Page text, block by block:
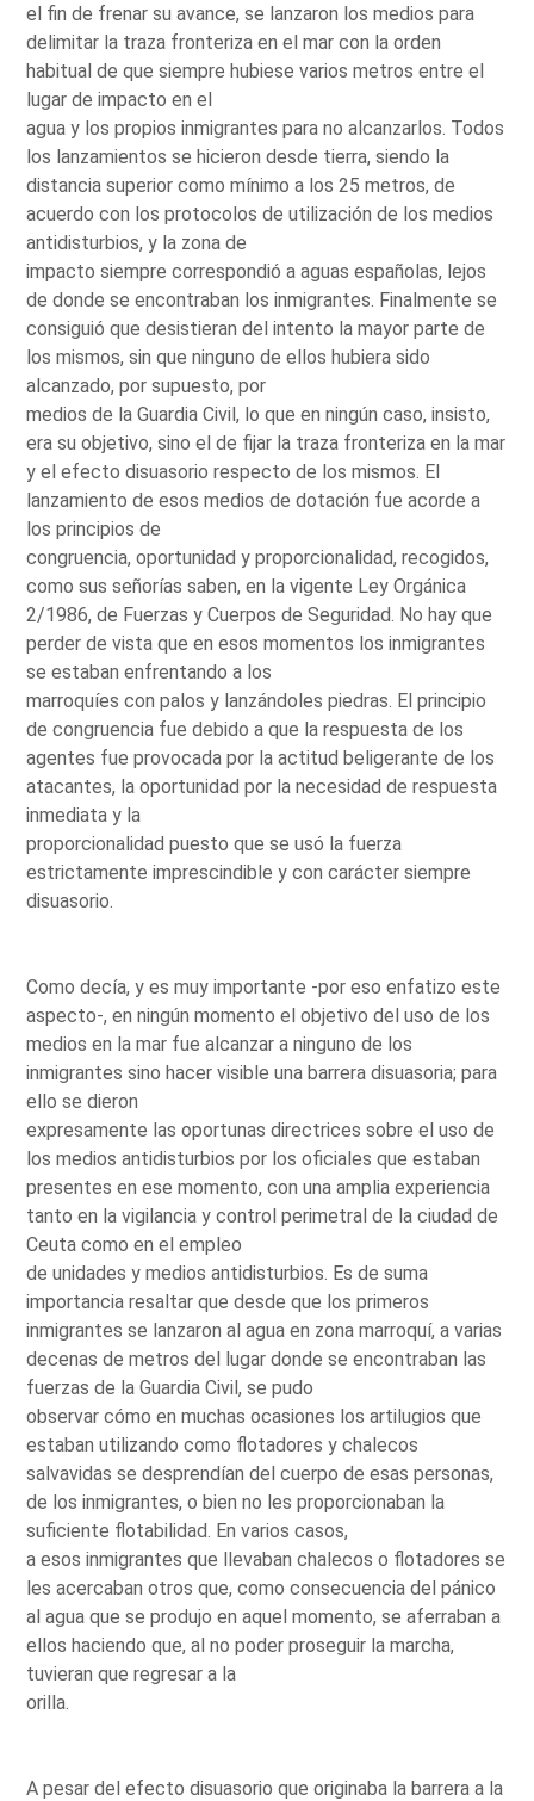
el fin de frenar su avance, se lanzaron los medios para
delimitar la traza fronteriza en el mar con la orden
habitual de que siempre hubiese varios metros entre el
lugar de impacto en el
agua y los propios inmigrantes para no alcanzarlos. Todos
los lanzamientos se hicieron desde tierra, siendo la
distancia superior como mínimo a los 25 metros, de
acuerdo con los protocolos de utilización de los medios
antidisturbios, y la zona de
impacto siempre correspondió a aguas españolas, lejos
de donde se encontraban los inmigrantes. Finalmente se
consiguió que desistieran del intento la mayor parte de
los mismos, sin que ninguno de ellos hubiera sido
alcanzado, por supuesto, por
medios de la Guardia Civil, lo que en ningún caso, insisto,
era su objetivo, sino el de fijar la traza fronteriza en la mar
y el efecto disuasorio respecto de los mismos. El
lanzamiento de esos medios de dotación fue acorde a
los principios de
congruencia, oportunidad y proporcionalidad, recogidos,
como sus señorías saben, en la vigente Ley Orgánica
2/1986, de Fuerzas y Cuerpos de Seguridad. No hay que
perder de vista que en esos momentos los inmigrantes
se estaban enfrentando a los
marroquíes con palos y lanzándoles piedras. El principio
de congruencia fue debido a que la respuesta de los
agentes fue provocada por la actitud beligerante de los
atacantes, la oportunidad por la necesidad de respuesta
inmediata y la
proporcionalidad puesto que se usó la fuerza
estrictamente imprescindible y con carácter siempre
disuasorio.
Como decía, y es muy importante -por eso enfatizo este
aspecto-, en ningún momento el objetivo del uso de los
medios en la mar fue alcanzar a ninguno de los
inmigrantes sino hacer visible una barrera disuasoria; para
ello se dieron
expresamente las oportunas directrices sobre el uso de
los medios antidisturbios por los oficiales que estaban
presentes en ese momento, con una amplia experiencia
tanto en la vigilancia y control perimetral de la ciudad de
Ceuta como en el empleo
de unidades y medios antidisturbios. Es de suma
importancia resaltar que desde que los primeros
inmigrantes se lanzaron al agua en zona marroquí, a varias
decenas de metros del lugar donde se encontraban las
fuerzas de la Guardia Civil, se pudo
observar cómo en muchas ocasiones los artilugios que
estaban utilizando como flotadores y chalecos
salvavidas se desprendían del cuerpo de esas personas,
de los inmigrantes, o bien no les proporcionaban la
suficiente flotabilidad. En varios casos,
a esos inmigrantes que llevaban chalecos o flotadores se
les acercaban otros que, como consecuencia del pánico
al agua que se produjo en aquel momento, se aferraban a
ellos haciendo que, al no poder proseguir la marcha,
tuvieran que regresar a la
orilla.
A pesar del efecto disuasorio que originaba la barrera a la